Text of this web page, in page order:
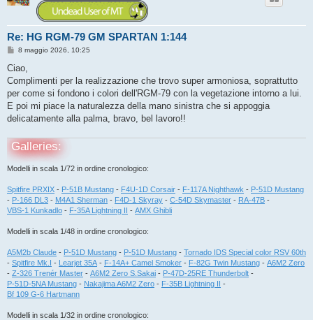
Re: HG RGM-79 GM SPARTAN 1:144
M
s
a
g
o
8 maggio 2026, 10:25
Ciao,
Complimenti per la realizzazione che trovo super armoniosa, soprattutto
per come si fondono i colori dell'RGM-79 con la vegetazione intorno a lui.
E poi mi piace la naturalezza della mano sinistra che si appoggia
delicatamente alla palma, bravo, bel lavoro!!
Galleries:
Modelli in scala 1/72 in ordine cronologico:
Spitfire PRXIX - P-51B Mustang - F4U-1D Corsair - F-117A Nighthawk - P-51D Mustang
- P-166 DL3 - M4A1 Sherman - F4D-1 Skyray - C-54D Skymaster - RA-47B -
VBS-1 Kunkadlo - F-35A Lightning II - AMX Ghibli
Modelli in scala 1/48 in ordine cronologico:
A5M2b Claude - P-51D Mustang - P-51D Mustang - Tornado IDS Special color RSV 60th
- Spitfire Mk.I - Learjet 35A - F-14A+ Camel Smoker - F-82G Twin Mustang - A6M2 Zero
- Z-326 Trenér Master - A6M2 Zero S.Sakai - P-47D-25RE Thunderbolt -
P-51D-5NA Mustang - Nakajima A6M2 Zero - F-35B Lightning II -
Bf 109 G-6 Hartmann
Modelli in scala 1/32 in ordine cronologico: